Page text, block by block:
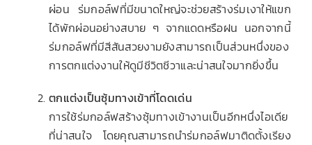
ผ่อน ร่มกอล์ฟที่มีขนาดใหญ่จะช่วยสร้างร่มเงาให้แขก
ได้พักผ่อนอย่างสบาย ๆ จากแดดหรือฝน นอกจากนี้
ร่มกอล์ฟที่มีสีสันสวยงามยังสามารถเป็นส่วนหนึ่งของ
การตกแต่งงานให้ดูมีชีวิตชีวาและน่าสนใจมากยิ่งขึ้น
ตกแต่งเป็นซุ้มทางเข้าที่โดดเด่น
การใช้ร่มกอล์ฟสร้างซุ้มทางเข้างานเป็นอีกหนึ่งไอเดีย
ที่น่าสนใจ โดยคุณสามารถนำร่มกอล์ฟมาติดตั้งเรียง